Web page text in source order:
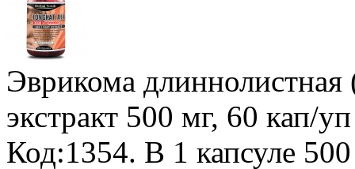
Эврикома длиннолистная
экстракт 500 мг, 60 кап/уп
Код:1354. В 1 капсуле